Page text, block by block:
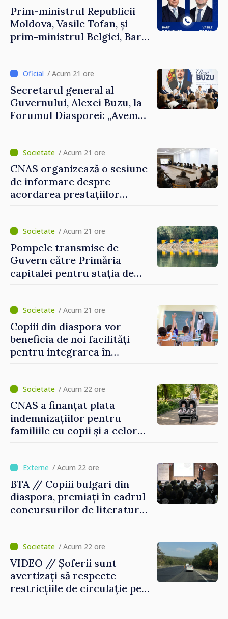
Prim-ministrul Republicii
Moldova, Vasile Tofan, și
prim-ministrul Belgiei, Bart
al Republicii Moldova.
/ Acum 21 ore
Secretarul general al
Guvernului, Alexei Buzu, la
Forumul Diasporei: „Avem
construi comunități mai
puternice”
/ Acum 21 ore
CNAS organizează o sesiune
de informare despre
acordarea prestațiilor
invitați să se înscrie la
eveniment
/ Acum 21 ore
Pompele transmise de
Guvern către Primăria
capitalei pentru stația de
puse în funcțiune
/ Acum 21 ore
Copiii din diaspora vor
beneficia de noi facilități
pentru integrarea în
/ Acum 22 ore
CNAS a finanțat plata
indemnizațiilor pentru
familiile cu copii și a celor
/ Acum 22 ore
BTA // Copiii bulgari din
diaspora, premiați în cadrul
concursurilor de literatură,
Bulgarii din Străinătate
/ Acum 22 ore
VIDEO // Șoferii sunt
avertizați să respecte
restricțiile de circulație pe